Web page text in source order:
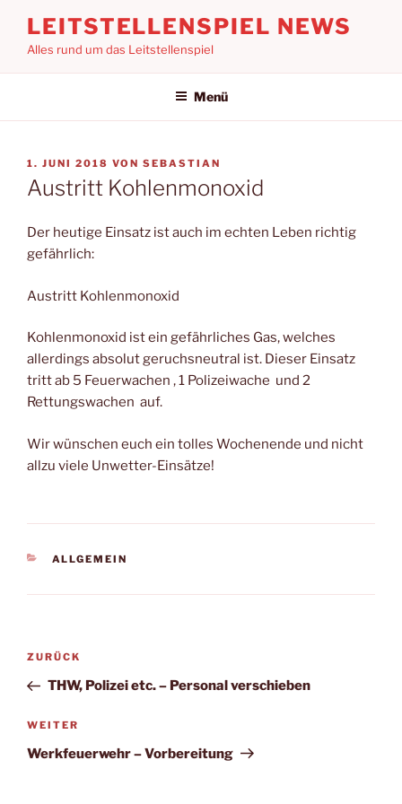
Inhalt
springen
LEITSTELLENSPIEL NEWS
Alles rund um das Leitstellenspiel
Menü
VERÖFFENTLICHT
AM
1. JUNI 2018 VON SEBASTIAN
Austritt Kohlenmonoxid
Der heutige Einsatz ist auch im echten Leben richtig
gefährlich:
Austritt Kohlenmonoxid
Kohlenmonoxid ist ein gefährliches Gas, welches
allerdings absolut geruchsneutral ist. Dieser Einsatz
tritt ab 5 Feuerwachen , 1 Polizeiwache und 2
Rettungswachen auf.
Wir wünschen euch ein tolles Wochenende und nicht
allzu viele Unwetter-Einsätze!
KATEGORIEN
ALLGEMEIN
Beitragsnavigation
Vorheriger
Beitrag
ZURÜCK
THW, Polizei etc. – Personal verschieben
Nächster
Beitrag
WEITER
Werkfeuerwehr – Vorbereitung